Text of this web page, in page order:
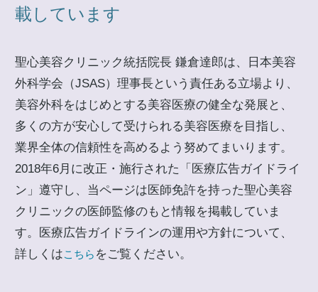
載しています
聖心美容クリニック統括院長 鎌倉達郎は、日本美容
外科学会（JSAS）理事長という責任ある立場より、
美容外科をはじめとする美容医療の健全な発展と、
多くの方が安心して受けられる美容医療を目指し、
業界全体の信頼性を高めるよう努めてまいります。
2018年6月に改正・施行された「医療広告ガイドライ
ン」遵守し、当ページは医師免許を持った聖心美容
クリニックの医師監修のもと情報を掲載していま
す。医療広告ガイドラインの運用や方針について、
詳しくはこちら をご覧ください。